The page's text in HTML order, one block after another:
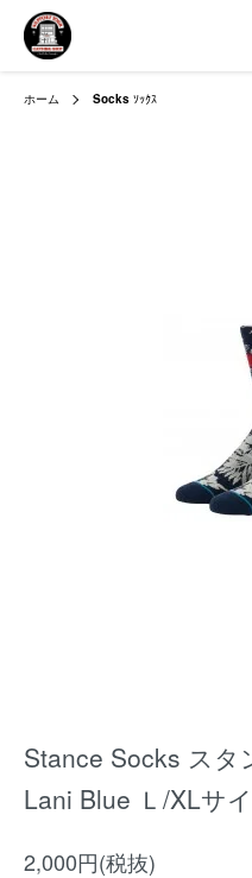
ホーム Socks ｿｯｸｽ
Stance Socks スタ
Lani Blue Ｌ/XLサ
2,000円(税抜)